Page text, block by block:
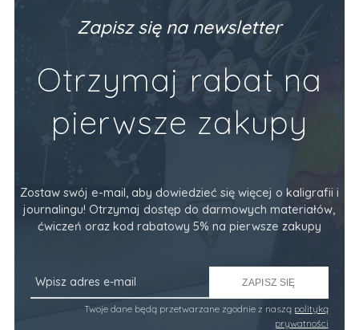
Zapisz się na newsletter
Otrzymaj rabat na
pierwsze zakupy
Zostaw swój e-mail, aby dowiedzieć się więcej o kaligrafii i
journalingu! Otrzymaj dostęp do darmowych materiałów,
ćwiczeń oraz kod rabatowy 5% na pierwsze zakupy
ZAPISZ SIĘ
Twoje dane będą przetwarzane zgodnie z naszą polityką
prywatności